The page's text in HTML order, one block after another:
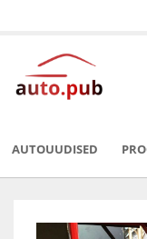
AUTOUUDISED